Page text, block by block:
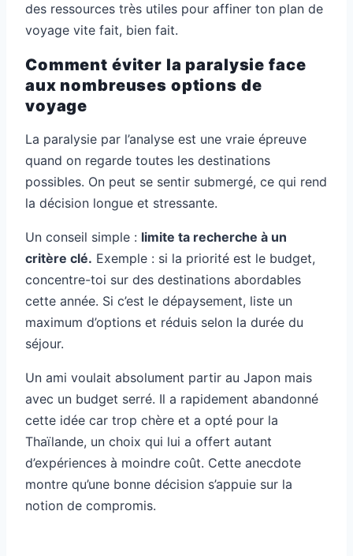
des ressources très utiles pour affiner ton plan de
voyage vite fait, bien fait.
Comment éviter la paralysie face
aux nombreuses options de
voyage
La paralysie par l’analyse est une vraie épreuve
quand on regarde toutes les destinations
possibles. On peut se sentir submergé, ce qui rend
la décision longue et stressante.
Un conseil simple : limite ta recherche à un
critère clé. Exemple : si la priorité est le budget,
concentre-toi sur des destinations abordables
cette année. Si c’est le dépaysement, liste un
maximum d’options et réduis selon la durée du
séjour.
Un ami voulait absolument partir au Japon mais
avec un budget serré. Il a rapidement abandonné
cette idée car trop chère et a opté pour la
Thaïlande, un choix qui lui a offert autant
d’expériences à moindre coût. Cette anecdote
montre qu’une bonne décision s’appuie sur la
notion de compromis.